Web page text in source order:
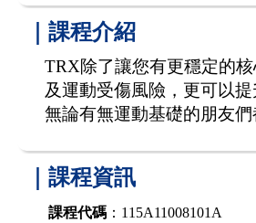
｜課程介紹
TRX除了讓您有更穩定的
及運動受傷風險，更可以提
無論有無運動基礎的朋友們
｜課程資訊
課程代碼 ：115A11008101A